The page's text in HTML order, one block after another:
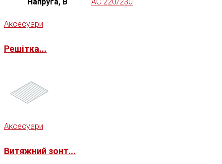
Аксесуари
Решітка...
Аксесуари
Витяжний зонт...